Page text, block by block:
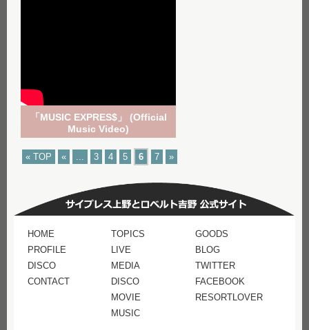
「MUSIC EXPRES$」 (Official
Music Video)
« TOP « ... 3 4 5 6 7 »
HOME
PROFILE
DISCO
CONTACT
TOPICS
LIVE
MEDIA
DISCO
MOVIE
MUSIC
GOODS
BLOG
TWITTER
FACEBOOK
RESORTLOVER